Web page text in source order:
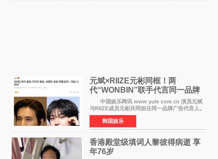
元斌×RIIZE元彬同框！两
代“WONBIN”联手代言同一品牌
颜值天花板合体
中国娱乐网讯 www yule com cn 演员元斌
与RIIZE成员元彬共同担任同一品牌广告代言人。
6日据独家报道，继演员元斌之后，RIIZE元彬最
近也被选为某在线中介平台A公司的共同广告代言
人，两人将作
韩国娱乐
香港殿堂级填词人黎彼得病逝 享
年76岁​